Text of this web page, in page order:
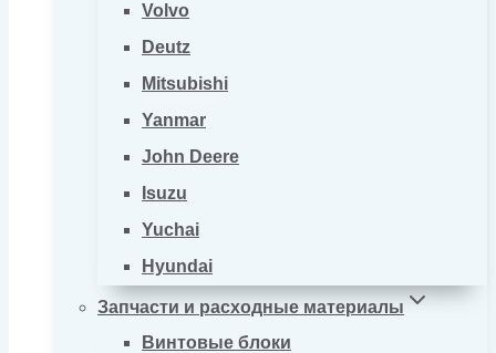
Volvo
Deutz
Mitsubishi
Yanmar
John Deere
Isuzu
Yuchai
Hyundai
Запчасти и расходные материалы
Винтовые блоки